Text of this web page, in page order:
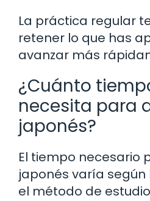
La práctica regular
retener lo que has
avanzar más
¿Cuánto
necesita para
japonés?
El tiempo necesario
japonés varía
el método de